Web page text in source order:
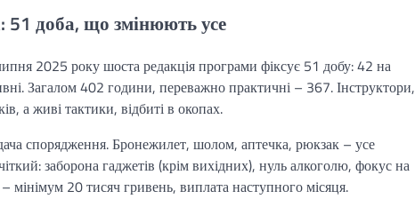
51 доба, що змінюють усе
2025 року шоста редакція програми фіксує 51 добу: 42 на
Загалом 402 години, переважно практичні – 367. Інструктори,
а живі тактики, відбиті в окопах.
спорядження. Бронежилет, шолом, аптечка, рюкзак – усе
заборона гаджетів (крім вихідних), нуль алкоголю, фокус на
мінімум 20 тисяч гривень, виплата наступного місяця.